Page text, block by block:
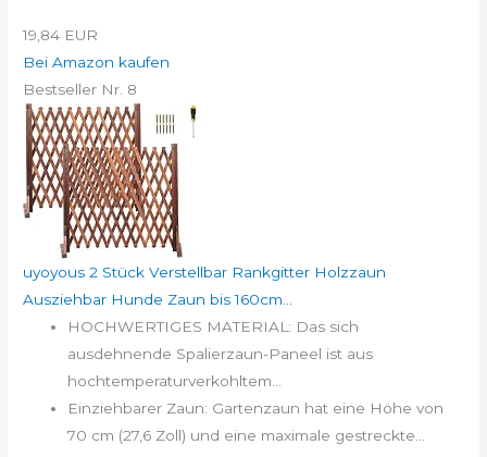
19,84 EUR
Bei Amazon kaufen
Bestseller Nr. 8
uyoyous 2 Stück Verstellbar Rankgitter Holzzaun
Ausziehbar Hunde Zaun bis 160cm...
HOCHWERTIGES MATERIAL: Das sich
ausdehnende Spalierzaun-Paneel ist aus
hochtemperaturverkohltem...
Einziehbarer Zaun: Gartenzaun hat eine Höhe von
70 cm (27,6 Zoll) und eine maximale gestreckte...